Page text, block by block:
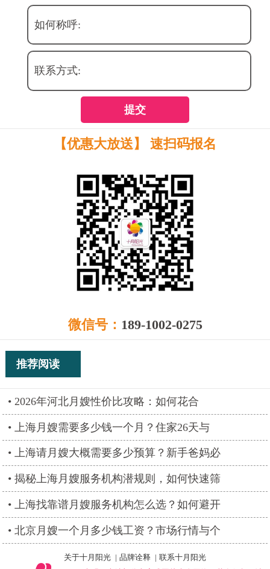
如何称呼:
联系方式:
提交
【优惠大放送】 速扫码报名
微信号： 189-1002-0275
推荐阅读
2026年河北月嫂性价比攻略：如何花合
上海月嫂需要多少钱一个月？住家26天与
上海请月嫂大概需要多少预算？新手爸妈必
揭秘上海月嫂服务机构潜规则，如何快速筛
上海找靠谱月嫂服务机构怎么选？如何避开
北京月嫂一个月多少钱工资？市场行情与个
关于十月阳光 | 品牌诠释 | 联系十月阳光